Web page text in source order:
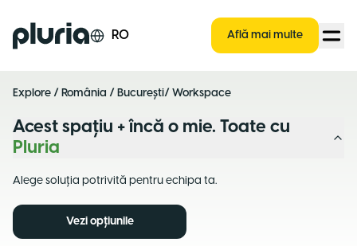
Logo Pluria RO Află mai multe
Explore / România / București/ Workspace
Acest spațiu + încă o mie. Toate cu
Pluria
Alege soluția potrivită pentru echipa ta.
Vezi opțiunile